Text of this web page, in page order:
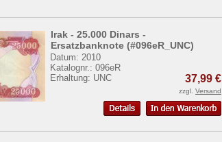
Irak - 25.000 Dinars -
Ersatzbanknote (#096eR_UNC)
Datum: 2010
Katalognr.: 096eR
Erhaltung: UNC
37,99 €
zzgl. Versand